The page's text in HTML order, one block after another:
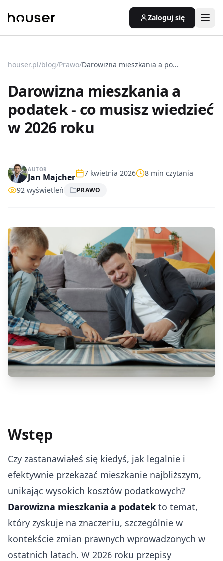
Zaloguj się
houser.pl/blog/Prawo/ Darowizna mieszkania a podatek - co musisz wiedzieć w 2026 roku
Darowizna mieszkania a
podatek - co musisz wiedzieć
w 2026 roku
AUTOR
Jan Majcher 7 kwietnia 2026 8 min czytania
92 wyświetleń PRAWO
Wstęp
Czy zastanawiałeś się kiedyś, jak legalnie i
efektywnie przekazać mieszkanie najbliższym,
unikając wysokich kosztów podatkowych?
Darowizna mieszkania a podatek to temat,
który zyskuje na znaczeniu, szczególnie w
kontekście zmian prawnych wprowadzonych w
ostatnich latach. W 2026 roku przepisy